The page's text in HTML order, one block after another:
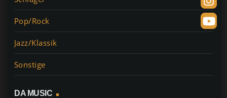
k
Pop/Rock
Jazz/Klassik
Sonstige
DA MUSIC